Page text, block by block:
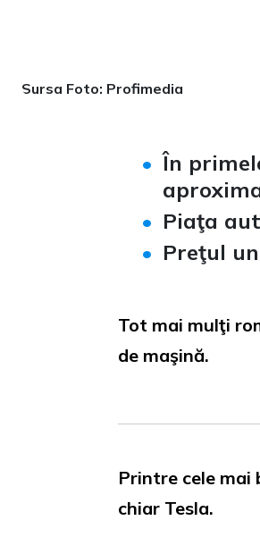
Sursa Foto: Profimedia
În
Piaţa
Preţul
Tot mai mulţi
de maşină.
Printre cele mai
chiar Tesla.